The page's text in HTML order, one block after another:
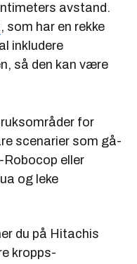
avstand.
, som har en rekke
inkludere
så den kan være
for
scenarier som gå-
eller
og leke
du på Hitachis
kropps-